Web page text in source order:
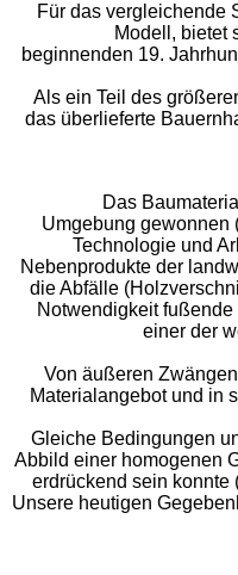
Für das vergleichende
Modell, bietet
beginnenden 19.
Als ein Teil des
das überlieferte
Das
Umgebung gewonnen
Technologie und
Nebenprodukte der
die Abfälle
Notwendigkeit
einer der
Von äußeren
Materialangebot und in
Gleiche Bedingungen
Abbild einer homogenen
erdrückend sein konnte
Unsere heutigen